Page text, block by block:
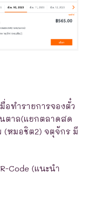
อทำรายการจองตั๋ว
ตาล(แยกตลาดสด
(หมอชิต2) จตุจักร มี
Code (แนะนำ